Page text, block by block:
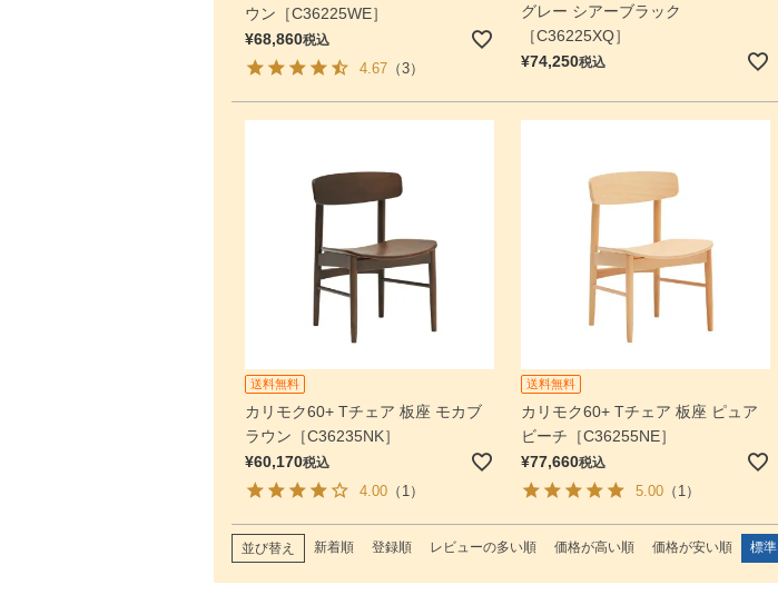
ウン［C36225WE］
¥68,860税込
4.67（3）
グレー シアーブラック
［C36225XQ］
¥74,250税込
送料無料
カリモク60+ Tチェア 板座 モカブ
ラウン［C36235NK］
¥60,170税込
4.00（1）
送料無料
カリモク60+ Tチェア 板座 ピュア
ビーチ［C36255NE］
¥77,660税込
5.00（1）
並び替え 新着順 登録順 レビューの多い順 価格が高い順 価格が安い順 標準